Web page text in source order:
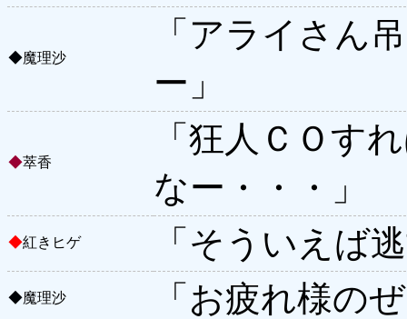
◆魔理沙
「アライさん
ー」
◆萃香
「狂人ＣＯす
なー・・・」
◆紅きヒゲ 「そういえば
◆魔理沙 「お疲れ様の